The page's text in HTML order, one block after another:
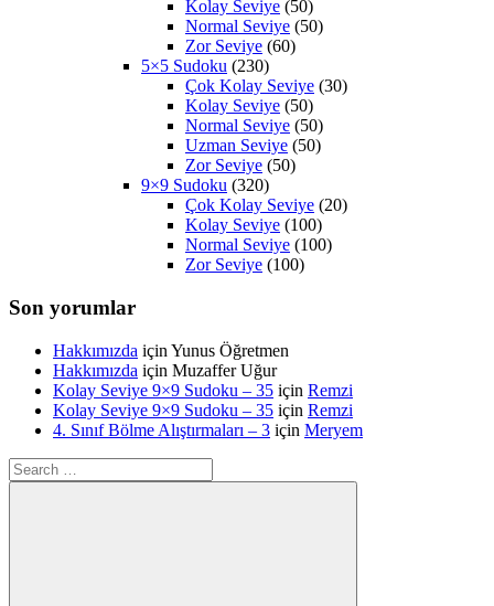
Kolay Seviye (50)
Normal Seviye (50)
Zor Seviye (60)
5×5 Sudoku (230)
Çok Kolay Seviye (30)
Kolay Seviye (50)
Normal Seviye (50)
Uzman Seviye (50)
Zor Seviye (50)
9×9 Sudoku (320)
Çok Kolay Seviye (20)
Kolay Seviye (100)
Normal Seviye (100)
Zor Seviye (100)
Son yorumlar
Hakkımızda için Yunus Öğretmen
Hakkımızda için Muzaffer Uğur
Kolay Seviye 9×9 Sudoku – 35 için Remzi
Kolay Seviye 9×9 Sudoku – 35 için Remzi
4. Sınıf Bölme Alıştırmaları – 3 için Meryem
Search
for: